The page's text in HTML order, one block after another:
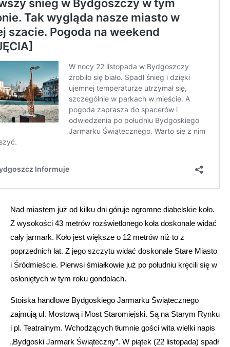
Nad miastem już od kilku dni góruje ogromne diabelskie koło.
Z wysokości 43 metrów rozświetlonego koła doskonale widać
cały jarmark. Koło jest większe o 12 metrów niż to z
poprzednich lat. Z jego szczytu widać doskonale Stare Miasto
i Śródmieście. Pierwsi śmiałkowie już po południu kręcili się w
osłoniętych w tym roku gondolach.
Stoiska handlowe Bydgoskiego Jarmarku Świątecznego
zajmują ul. Mostową i Most Staromiejski. Są na Starym Rynku
i pl. Teatralnym. Wchodzących tłumnie gości wita wielki napis
„Bydgoski Jarmark Świąteczny”. W piątek (22 listopada) spadł